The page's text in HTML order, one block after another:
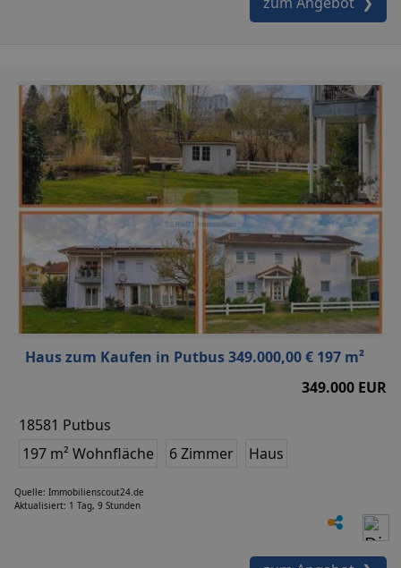
Haus zum Kaufen in Putbus 349.000,00 € 197 m²
349.000 EUR
18581 Putbus
197 m² Wohnfläche
6 Zimmer Haus
Quelle: Immobilienscout24.de
Aktualisiert: 1 Tag, 9 Stunden